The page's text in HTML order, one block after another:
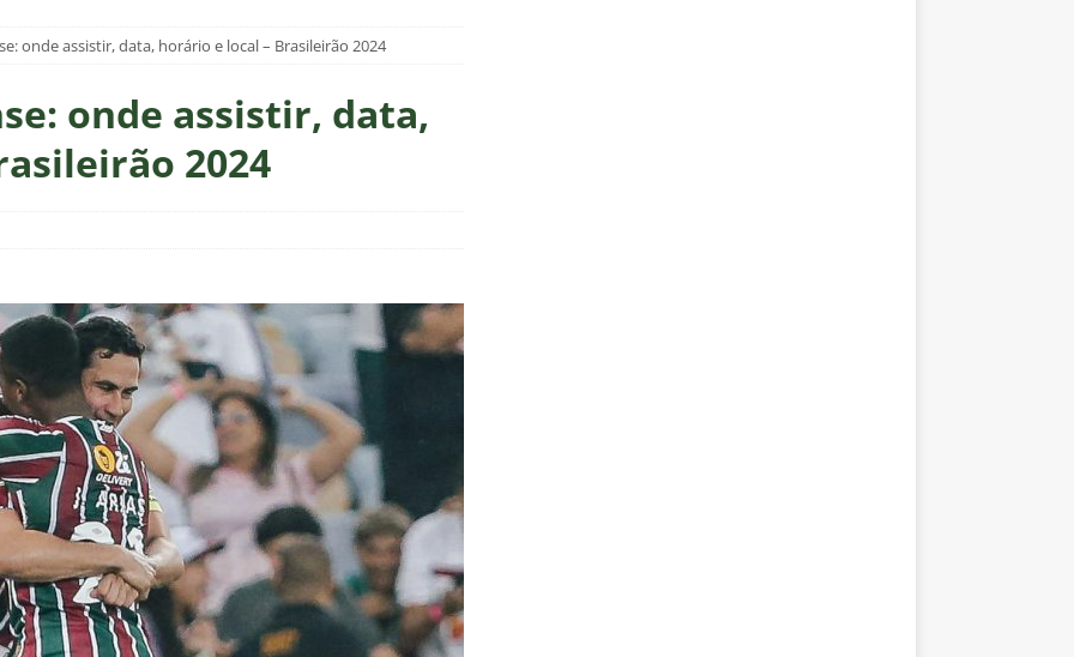
do Fluminense se incomodam com escolhas de Zubeldía
no CT, diretoria do Fluminense define futuro de Zubeldía
milionário! Veja quanto o Fluminense deixou de arrecadar após
NOTÍCIAS
detona postura do Fluminense em derrota para o Vasco
X Internacional — Oitavas Copa do Brasil 2026: Palpites, Odds
da alma do torcedor”: Vinicius Toledo detona eliminação do
“olho da rua” para diretoria e Zubeldía
COLUNAS
Athletico-PR — Oitavas Copa do Brasil 2026: Palpites, Odds e
onde assistir, data, horário e local – Brasileirão 2024
onde assistir, data,
2024